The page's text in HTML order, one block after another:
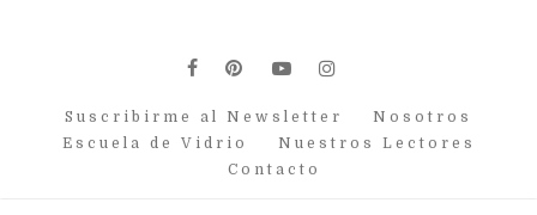
facebook
pinterest
youtubeinstagram
Suscribirme al Newsletter
Nosotros
Escuela de Vidrio
Nuestros Lectores
Contacto